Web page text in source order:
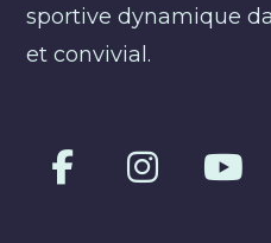
sportive dynamique
et convivial.